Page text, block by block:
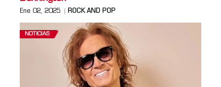
Ene 02, 2025 ROCK AND POP
NOTICIAS